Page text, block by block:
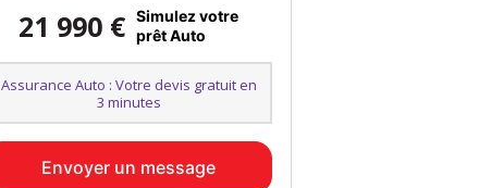
21 990 € Simulez votre
prêt Auto
Assurance Auto : Votre devis gratuit en
3 minutes
Envoyer un message